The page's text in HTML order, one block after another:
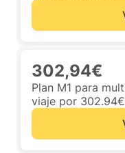
302,94€
Plan M1 para
viaje por 302.94€